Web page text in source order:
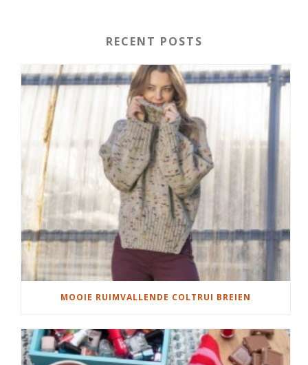
RECENT POSTS
MOOIE RUIMVALLENDE COLTRUI BREIEN